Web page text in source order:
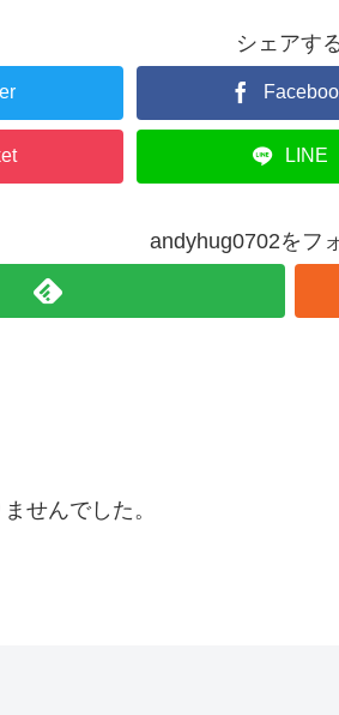
シェアす
LINE
andyhug0702をフ
せんでした。